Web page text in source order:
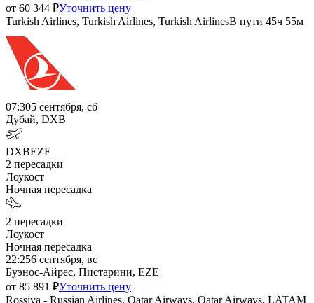
от 60 344 ₽Уточнить цену
Turkish Airlines, Turkish Airlines, Turkish AirlinesВ пути 45ч 55м
07:305 сентября, сб
Дубай, DXB
DXBEZE
2 пересадки
Лоукост
Ночная пересадка
2 пересадки
Лоукост
Ночная пересадка
22:256 сентября, вс
Буэнос-Айрес, Пистарини, EZE
от 85 891 ₽Уточнить цену
Rossiya - Russian Airlines, Qatar Airways, Qatar Airways, LATAM